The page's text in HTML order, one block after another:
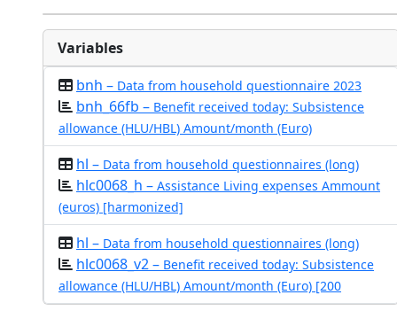
Variables
bnh – Data from household questionnaire 2023
bnh_66fb – Benefit received today: Subsistence
allowance (HLU/HBL) Amount/month (Euro)
hl – Data from household questionnaires (long)
hlc0068_h – Assistance Living expenses Ammount
(euros) [harmonized]
hl – Data from household questionnaires (long)
hlc0068_v2 – Benefit received today: Subsistence
allowance (HLU/HBL) Amount/month (Euro) [200